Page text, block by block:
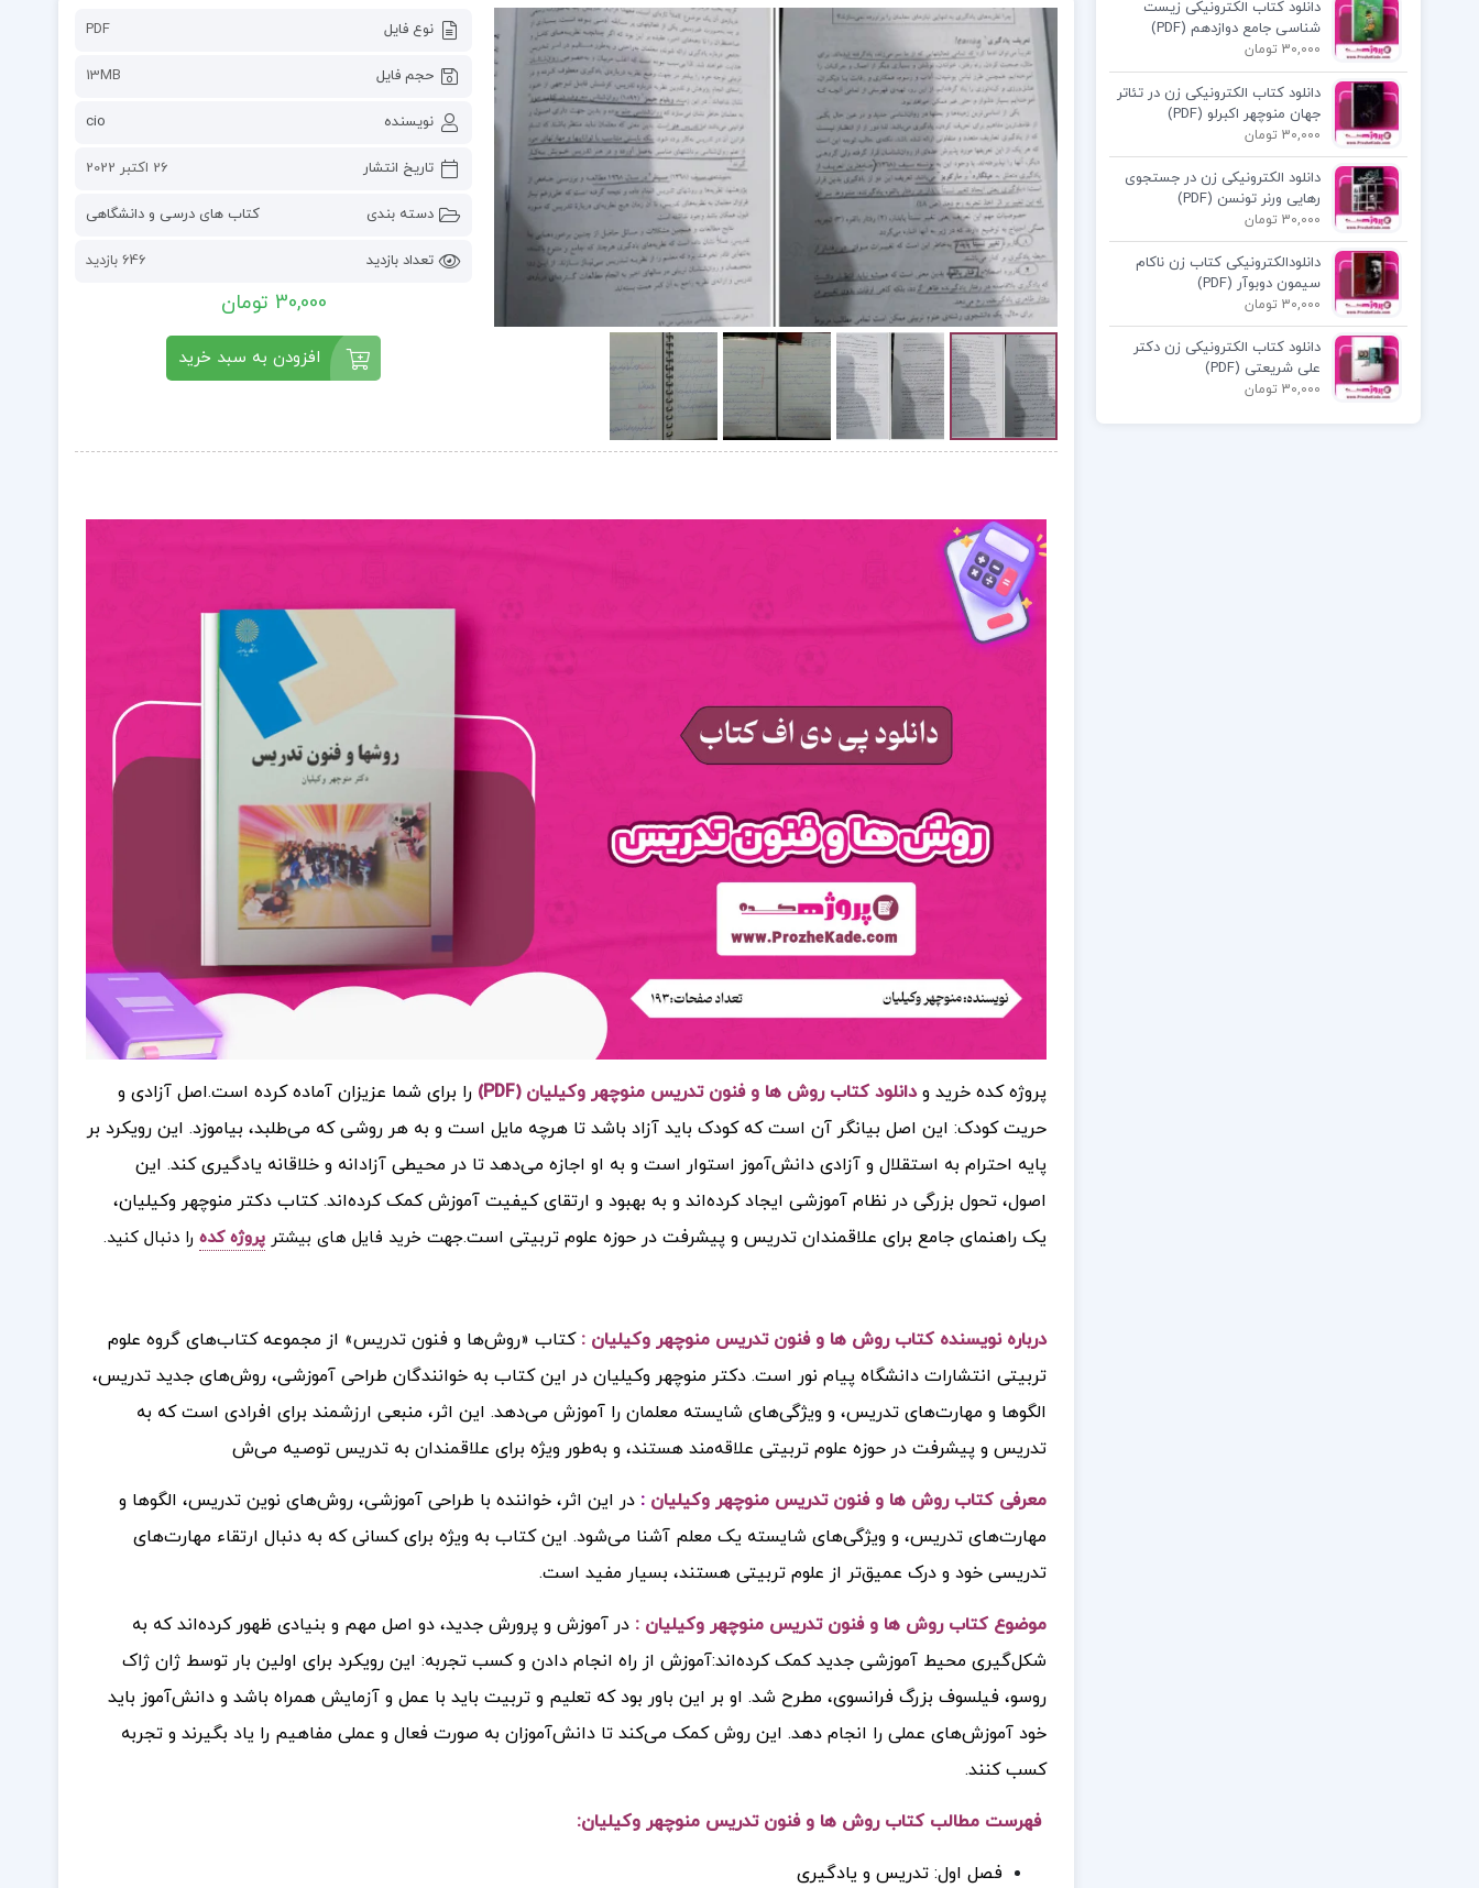
نوع فایل PDF
حجم فایل 13MB
نویسنده cio
تاریخ انتشار 26 اکتبر 2022
دسته بندی کتاب های درسی و دانشگاهی
تعداد بازدید 646 بازدید
30,000 تومان
افزودن به سبد خرید
پروژه کده خرید و دانلود کتاب روش ها و فنون تدریس منوچهر وکیلیان (PDF) را برای شما عزیزان آماده کرده است.اصل آزادی و
حریت کودک: این اصل بیانگر آن است که کودک باید آزاد باشد تا هرچه مایل است و به هر روشی که می‌طلبد، بیاموزد. این رویکرد بر
پایه احترام به استقلال و آزادی دانش‌آموز استوار است و به او اجازه می‌دهد تا در محیطی آزادانه و خلاقانه یادگیری کند. این
اصول، تحول بزرگی در نظام آموزشی ایجاد کرده‌اند و به بهبود و ارتقای کیفیت آموزش کمک کرده‌اند.کتاب دکتر منوچهر وکیلیان،
یک راهنمای جامع برای علاقمندان تدریس و پیشرفت در حوزه علوم تربیتی است.جهت خرید فایل های بیشتر پروژه کدهرا دنبال کنید.
درباره نویسنده کتاب روش ها و فنون تدریس منوچهر وکیلیان :کتاب «روش‌ها و فنون تدریس» از مجموعه کتاب‌های گروه علوم
تربیتی انتشارات دانشگاه پیام نور است. دکتر منوچهر وکیلیان در این کتاب به خوانندگان طراحی آموزشی، روش‌های جدید تدریس،
الگوها و مهارت‌های تدریس، و ویژگی‌های شایسته معلمان را آموزش می‌دهد. این اثر، منبعی ارزشمند برای افرادی است که به
تدریس و پیشرفت در حوزه علوم تربیتی علاقه‌مند هستند، و به‌طور ویژه برای علاقمندان به تدریس توصیه می‌ش
معرفی کتاب روش ها و فنون تدریس منوچهر وکیلیان : در این اثر، خواننده با طراحی آموزشی، روش‌های نوین تدریس، الگوها و
مهارت‌های تدریس، و ویژگی‌های شایسته یک معلم آشنا می‌شود. این کتاب به ویژه برای کسانی که به دنبال ارتقاء مهارت‌های
تدریسی خود و درک عمیق‌تر از علوم تربیتی هستند، بسیار مفید است.
موضوع کتاب روش ها و فنون تدریس منوچهر وکیلیان : در آموزش و پرورش جدید، دو اصل مهم و بنیادی ظهور کرده‌اند که به
شکل‌گیری محیط آموزشی جدید کمک کرده‌اند:آموزش از راه انجام دادن و کسب تجربه: این رویکرد برای اولین بار توسط ژان ژاک
روسو، فیلسوف بزرگ فرانسوی، مطرح شد. او بر این باور بود که تعلیم و تربیت باید با عمل و آزمایش همراه باشد و دانش‌آموز باید
خود آموزش‌های عملی را انجام دهد. این روش کمک می‌کند تا دانش‌آموزان به صورت فعال و عملی مفاهیم را یاد بگیرند و تجربه
کسب کنند.
فهرست مطالب کتاب روش ها و فنون تدریس منوچهر وکیلیان:
فصل اول: تدریس و یادگیری
دانلود کتاب الکترونیکی زیست
شناسی جامع دوازدهم (PDF)
30,000 تومان
دانلود کتاب الکترونیکی زن در تئاتر
جهان منوچهر اکبرلو (PDF)
30,000 تومان
دانلود الکترونیکی زن در جستجوی
رهایی ورنر تونسن (PDF)
30,000 تومان
دانلودالکترونیکی کتاب زن ناکام
سیمون دوبوآر (PDF)
30,000 تومان
دانلود کتاب الکترونیکی زن دکتر
علی شریعتی (PDF)
30,000 تومان